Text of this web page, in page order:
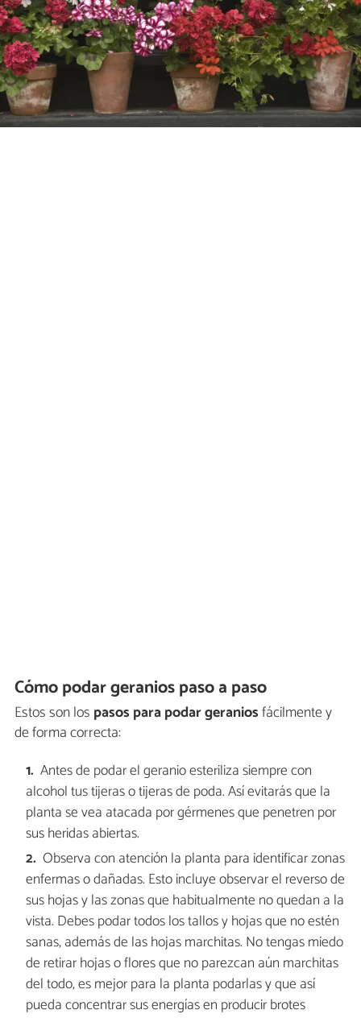
Cómo podar geranios paso a paso
Estos son los pasos para podar geraniosfácilmente y
de forma correcta:
Antes de podar el geranio esteriliza siempre con
alcohol tus tijeras o tijeras de poda. Así evitarás que la
planta se vea atacada por gérmenes que penetren por
sus heridas abiertas.
Observa con atención la planta para identificar zonas
enfermas o dañadas. Esto incluye observar el reverso de
sus hojas y las zonas que habitualmente no quedan a la
vista. Debes podar todos los tallos y hojas que no estén
sanas, además de las hojas marchitas. No tengas miedo
de retirar hojas o flores que no parezcan aún marchitas
del todo, es mejor para la planta podarlas y que así
pueda concentrar sus energías en producir brotes